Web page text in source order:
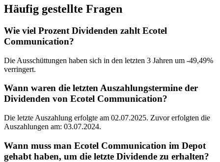
Häufig gestellte Fragen
Wie viel Prozent Dividenden zahlt Ecotel
Communication?
Die Ausschüttungen haben sich in den letzten 3 Jahren um -49,49%
verringert.
Wann waren die letzten Auszahlungstermine der
Dividenden von Ecotel Communication?
Die letzte Auszahlung erfolgte am 02.07.2025. Zuvor erfolgten die
Auszahlungen am: 03.07.2024.
Wann muss man Ecotel Communication im Depot
gehabt haben, um die letzte Dividende zu erhalten?